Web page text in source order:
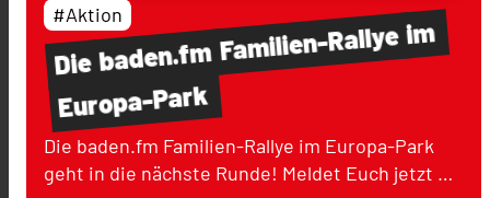
Diebaden.fmFamilien-Rallyeim
Europa-Park
#Aktion
Die baden.fm Familien-Rallye im Europa-Park
geht in die nächste Runde! Meldet Euch jetzt …